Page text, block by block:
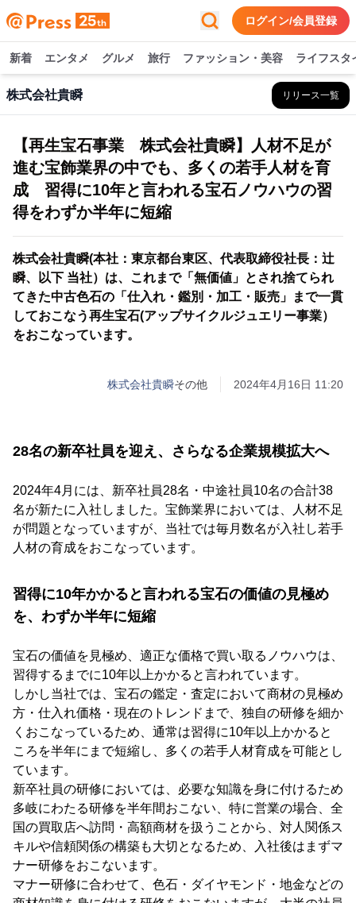
ログイン/会員登録
新着 エンタメ グルメ 旅行 ファッション・美容 ライフスタ
株式会社貴瞬 リリース一覧
【再生宝石事業 株式会社貴瞬】人材不足が
進む宝飾業界の中でも、多くの若手人材を育
成 習得に10年と言われる宝石ノウハウの習
得をわずか半年に短縮
株式会社貴瞬(本社：東京都台東区、代表取締役社長：辻
瞬、以下 当社）は、これまで「無価値」とされ捨てられ
てきた中古色石の「仕入れ・鑑別・加工・販売」まで一貫
しておこなう再生宝石(アップサイクルジュエリー事業）
をおこなっています。
株式会社貴瞬その他 2024年4月16日 11:20
28名の新卒社員を迎え、さらなる企業規模拡大へ
2024年4月には、新卒社員28名・中途社員10名の合計38
名が新たに入社しました。宝飾業界においては、人材不足
が問題となっていますが、当社では毎月数名が入社し若手
人材の育成をおこなっています。
習得に10年かかると言われる宝石の価値の見極め
を、わずか半年に短縮
宝石の価値を見極め、適正な価格で買い取るノウハウは、
習得するまでに10年以上かかると言われています。
しかし当社では、宝石の鑑定・査定において商材の見極め
方・仕入れ価格・現在のトレンドまで、独自の研修を細か
くおこなっているため、通常は習得に10年以上かかると
ころを半年にまで短縮し、多くの若手人材育成を可能とし
ています。
新卒社員の研修においては、必要な知識を身に付けるため
多岐にわたる研修を半年間おこない、特に営業の場合、全
国の買取店へ訪問・高額商材を扱うことから、対人関係ス
キルや信頼関係の構築も大切となるため、入社後はまずマ
ナー研修をおこないます。
マナー研修に合わせて、色石・ダイヤモンド・地金などの